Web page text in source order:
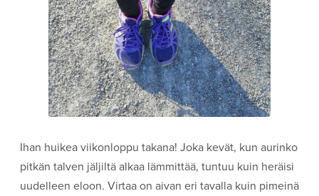
Ihan huikea viikonloppu takana! Joka kevät, kun aurinko
pitkän talven jäljiltä alkaa lämmittää, tuntuu kuin heräisi
uudelleen eloon. Virtaa on aivan eri tavalla kuin pimeinä